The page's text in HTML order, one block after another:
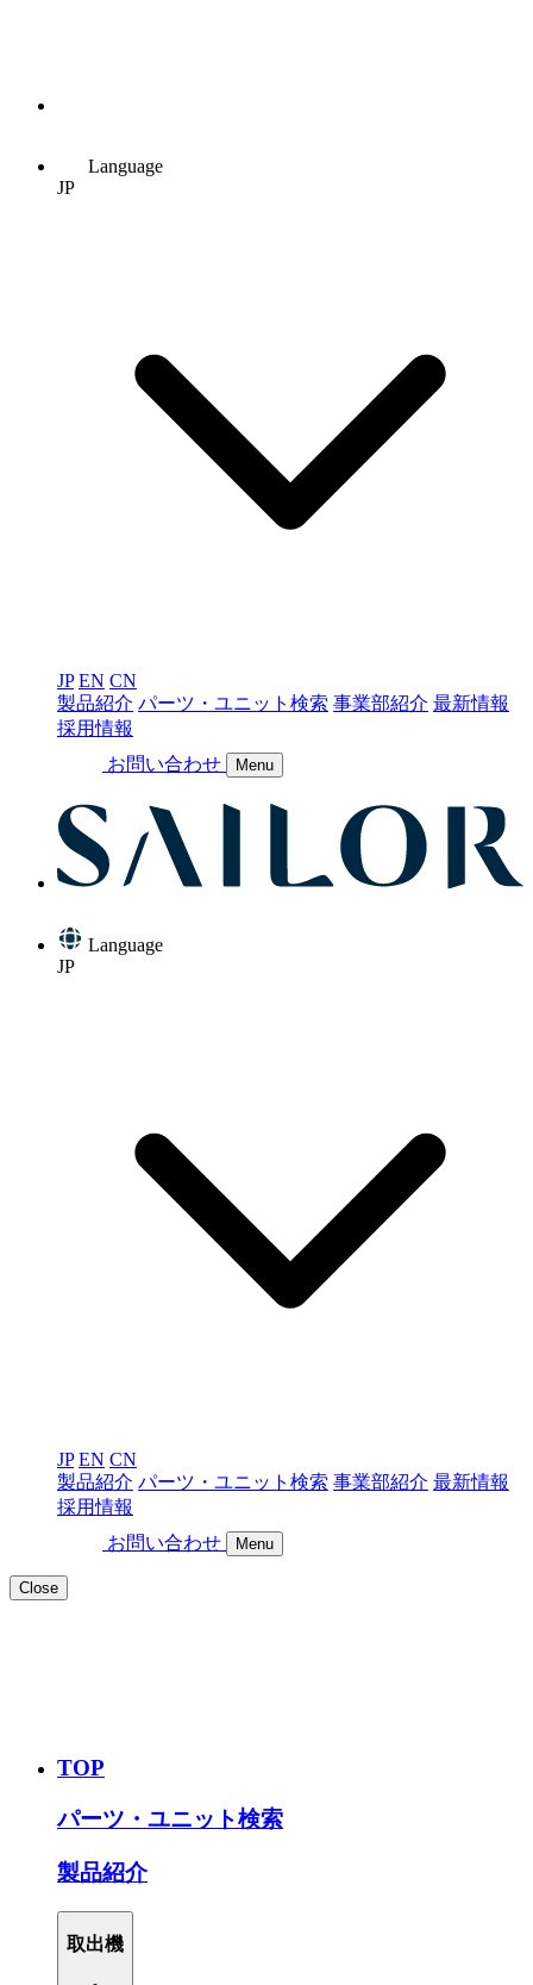
Language
JP
JP EN CN
製品紹介 パーツ・ユニット検索 事業部紹介 最新情報
採用情報
お問い合わせ
Menu
Language
JP
JP EN CN
製品紹介 パーツ・ユニット検索 事業部紹介 最新情報
採用情報
お問い合わせ
Menu
Close
TOP
パーツ・ユニット検索
製品紹介
取出機